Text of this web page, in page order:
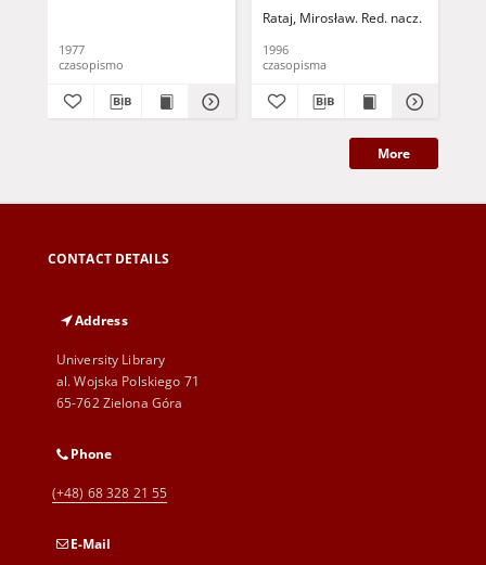
1977
czasopismo
Rataj, Mirosław. Red. nacz.
1996
czasopisma
More
CONTACT DETAILS
Address
University Library
al. Wojska Polskiego 71
65-762 Zielona Góra
Phone
(+48) 68 328 21 55
E-Mail